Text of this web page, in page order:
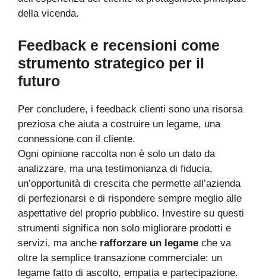
della vicenda.
Feedback e recensioni come
strumento strategico per il
futuro
Per concludere, i feedback clienti sono una risorsa
preziosa che aiuta a costruire un legame, una
connessione con il cliente.
Ogni opinione raccolta non è solo un dato da
analizzare, ma una testimonianza di fiducia,
un’opportunità di crescita che permette all’azienda
di perfezionarsi e di rispondere sempre meglio alle
aspettative del proprio pubblico. Investire su questi
strumenti significa non solo migliorare prodotti e
servizi, ma anche rafforzare un legame che va
oltre la semplice transazione commerciale: un
legame fatto di ascolto, empatia e partecipazione.